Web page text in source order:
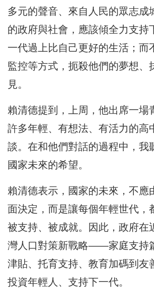
多元的聲音、來自人民的眾志成
的政府與社會，應該傾全力支持
一代過上比自己更好的生活；而
監控等方式，扼殺他們的夢想、
見。
賴清德提到，上周，他出席一場
許多年輕、有想法、有活力的高
談。在和他們對話的過程中，我
國家未來的希望。
賴清德表示，國家的未來，不應
面決定，而是讓每個年輕世代，
被支持、被成就。因此，政府在
灣人口對策新戰略——家庭支持
津貼、托育支持、教育加碼到友
投資年輕人、支持下一代。